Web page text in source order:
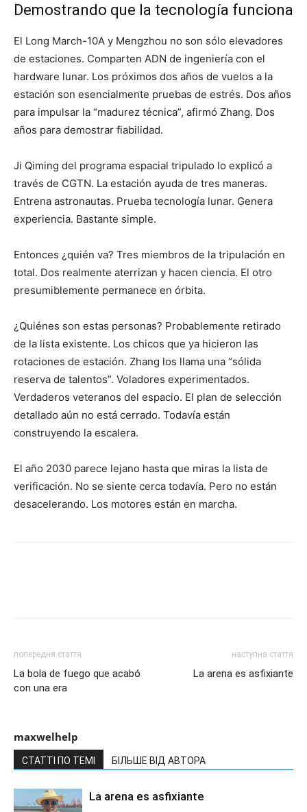
Demostrando que la tecnología funciona
El Long March-10A y Mengzhou no son sólo elevadores
de estaciones. Comparten ADN de ingeniería con el
hardware lunar. Los próximos dos años de vuelos a la
estación son esencialmente pruebas de estrés. Dos años
para impulsar la “madurez técnica”, afirmó Zhang. Dos
años para demostrar fiabilidad.
Ji Qiming del programa espacial tripulado lo explicó a
través de CGTN. La estación ayuda de tres maneras.
Entrena astronautas. Prueba tecnología lunar. Genera
experiencia. Bastante simple.
Entonces ¿quién va? Tres miembros de la tripulación en
total. Dos realmente aterrizan y hacen ciencia. El otro
presumiblemente permanece en órbita.
¿Quiénes son estas personas? Probablemente retirado
de la lista existente. Los chicos que ya hicieron las
rotaciones de estación. Zhang los llama una “sólida
reserva de talentos”. Voladores experimentados.
Verdaderos veteranos del espacio. El plan de selección
detallado aún no está cerrado. Todavía están
construyendo la escalera.
El año 2030 parece lejano hasta que miras la lista de
verificación. No se siente cerca todavía. Pero no están
desacelerando. Los motores están en marcha.
попередня стаття
La bola de fuego que acabó
con una era
наступна стаття
La arena es asfixiante
maxwelhelp
СТАТТІ ПО ТЕМІ БІЛЬШЕ ВІД АВТОРА
La arena es asfixiante